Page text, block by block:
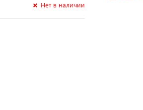
Нет в наличии